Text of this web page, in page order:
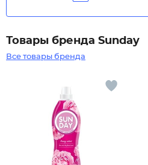
Товары бренда Sunday
Все товары бренда